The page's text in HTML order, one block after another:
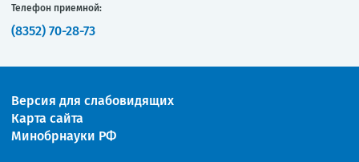
Телефон приемной:
(8352) 70-28-73
Версия для слабовидящих
Карта сайта
Минобрнауки РФ